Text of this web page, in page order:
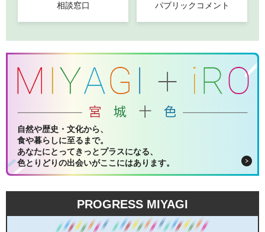
相談窓口 パブリックコメント
自然や歴史・文化から、
食や暮らしに至るまで。
あなたにとってきっとプラスになる、
色とりどりの出会いがここにはあります。
PROGRESS MIYAGI